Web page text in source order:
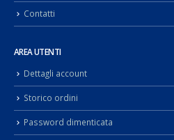
Contatti
AREA UTENTI
Dettagli account
Storico ordini
Password dimenticata